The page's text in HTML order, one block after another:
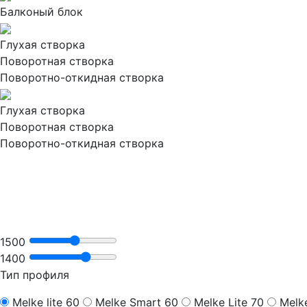
Балконый блок
Глухая створка
Поворотная створка
Поворотно-откидная створка
Глухая створка
Поворотная створка
Поворотно-откидная створка
1500
1400
Тип профиля
Melke lite 60
Melke Smart 60 Melke Lite 70